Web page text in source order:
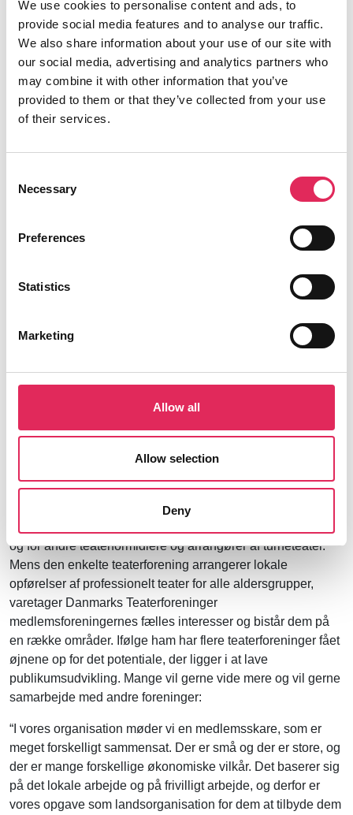
We use cookies to personalise content and ads, to
provide social media features and to analyse our traffic.
We also share information about your use of our site with
our social media, advertising and analytics partners who
may combine it with other information that you’ve
provided to them or that they’ve collected from your use
of their services.
Selection
Necessary
Preferences
Statistics
Marketing
Allow all
Allow selection
Deny
vidensdeling, kurser og samarbejde om
publikumstiltag i foreningerne. Et initiativ som
Applaus har åbnet mange teaterforeningers
øjne for, hvordan man kan lave
publikumsudvikling – og de efterspørger mere
Kat Sekjær
diversitet, engagement og videbegær – og at de tilbyder
til de store teatre over skatten, kan man diskutere, om der er
lige adgang for alle, når man geografisk befinder sig i den
funktion, idet de sørger for at udbrede teater i Danmark, og
på mere end 200.000. Derudover er de en vigtig aktør, der
skaber liv og forankring i lokalområderne, blandt andet fordi
de ofte har en nær relation til deres publikum.
Målrettet indsats og fokus på fremtidig
Lars Salling er landsformand forDanmarks
, der varetager teaterforeningernes
og for andre teaterformidlere og arrangører af turnéteater.
Mens den enkelte teaterforening arrangerer lokale
opførelser af professionelt teater for alle aldersgrupper,
varetager Danmarks Teaterforeninger
medlemsforeningernes fælles interesser og bistår dem på
en række områder. Ifølge ham har flere teaterforeninger fået
øjnene op for det potentiale, der ligger i at lave
publikumsudvikling. Mange vil gerne vide mere og vil gerne
samarbejde med andre foreninger:
“I vores organisation møder vi en medlemsskare, som er
meget forskelligt sammensat. Der er små og der er store, og
der er mange forskellige økonomiske vilkår. Det baserer sig
på det lokale arbejde og på frivilligt arbejde, og derfor er
vores opgave som landsorganisation for dem at tilbyde dem